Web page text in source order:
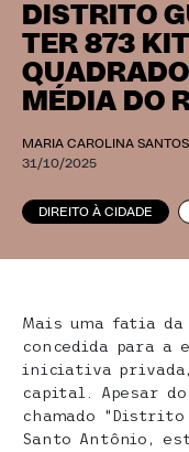
DISTRITO
TER 873
MÉDIA DO
MARIA CAROLINA SANTOS
31/10/2025
DIREITO À CIDADE
Mais uma fatia
concedida para a
iniciativa
capital. Apesar
chamado
Santo Antônio,